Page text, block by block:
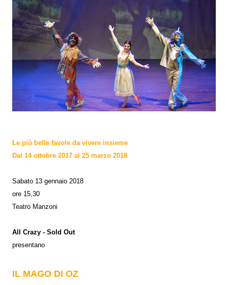
Le più belle favole da vivere insieme
Dal 14 ottobre 2017 al 25 marzo 2018
Sabato 13 gennaio 2018
ore 15,30
Teatro Manzoni
All Crazy - Sold Out
presentano
IL MAGO DI OZ